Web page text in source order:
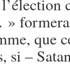
que
si –